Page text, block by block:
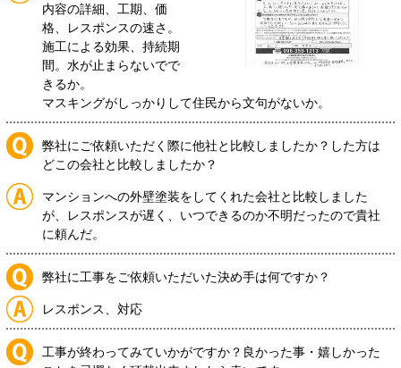
内容の詳細、工期、価
格、レスポンスの速さ。
施工による効果、持続期
間。水が止まらないでで
きるか。
マスキングがしっかりして住民から文句がないか。
弊社にご依頼いただく際に他社と比較しましたか？した方は
どこの会社と比較しましたか？
マンションへの外壁塗装をしてくれた会社と比較しました
が、レスポンスが遅く、いつできるのか不明だったので貴社
に頼んだ。
弊社に工事をご依頼いただいた決め手は何ですか？
レスポンス、対応
工事が終わってみていかがですか？良かった事・嬉しかった